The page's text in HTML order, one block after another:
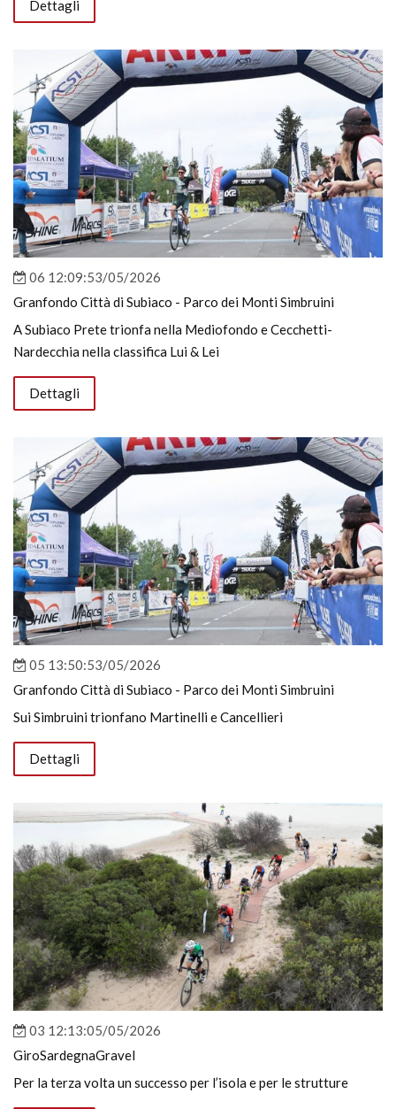
Dettagli
06 12:09:53/05/2026
Granfondo Città di Subiaco - Parco dei Monti Simbruini
A Subiaco Prete trionfa nella Mediofondo e Cecchetti-
Nardecchia nella classifica Lui & Lei
Dettagli
05 13:50:53/05/2026
Granfondo Città di Subiaco - Parco dei Monti Simbruini
Sui Simbruini trionfano Martinelli e Cancellieri
Dettagli
03 12:13:05/05/2026
GiroSardegnaGravel
Per la terza volta un successo per l’isola e per le strutture